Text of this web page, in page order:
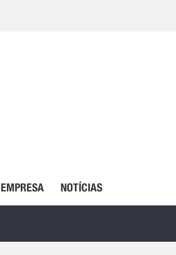
EMPRESA NOTÍCIAS